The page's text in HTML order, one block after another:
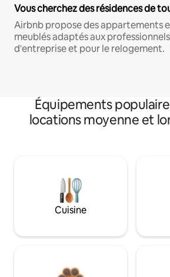
Vous cherchez des résidences de
Airbnb propose des appartements
meublés adaptés aux
d'entreprise et pour le relogement.
Équipements
locations moyenne et
Cuisine